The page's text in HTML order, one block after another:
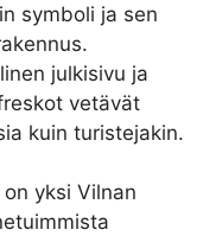
symboli ja sen
julkisivu ja
vetävät
kuin turistejakin.
on yksi Vilnan